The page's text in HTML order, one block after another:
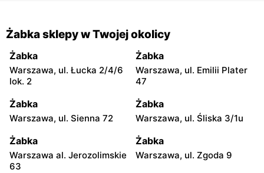
Żabka sklepy w Twojej okolicy
Żabka
Warszawa, ul. Łucka 2/4/6
lok. 2
Żabka
Warszawa, ul. Emilii Plater
47
Żabka
Warszawa, ul. Sienna 72
Żabka
Warszawa, ul. Śliska 3/1u
Żabka
Warszawa al. Jerozolimskie
63
Żabka
Warszawa, ul. Zgoda 9